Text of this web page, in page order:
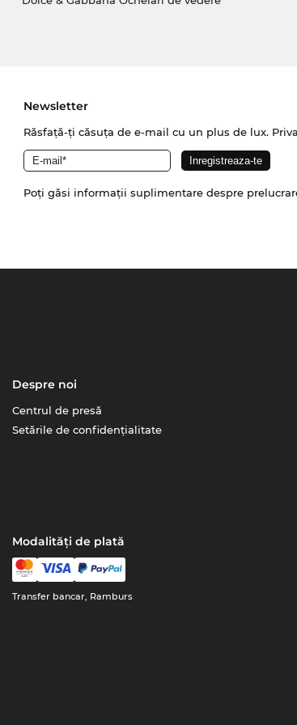
Newsletter
Răsfață-ți căsuța de e-mail cu un plus de lux.
Poți găsi informații suplimentare despre
Despre noi
Centrul de presă
Setările de confidențialitate
Modalități de plată
Transfer bancar, Ramburs